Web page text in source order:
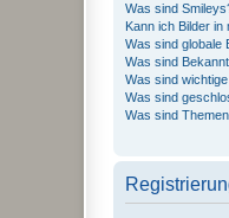
Was sind
Kann ich Bilder in
Was sind globale
Was sind
Was sind
Was sind
Was sind